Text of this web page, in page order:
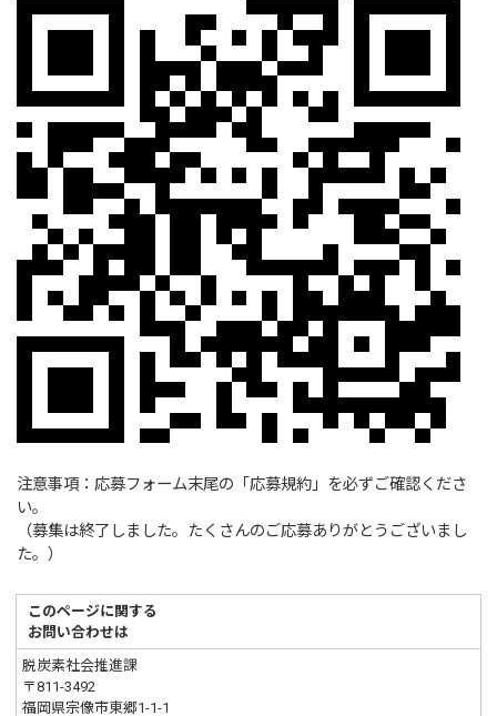
注意事項：応募フォーム末尾の「応募規約」を必ずご確認くださ
い。
（募集は終了しました。たくさんのご応募ありがとうございまし
た。）
このページに関する
お問い合わせは
脱炭素社会推進課
〒811-3492
福岡県宗像市東郷1-1-1